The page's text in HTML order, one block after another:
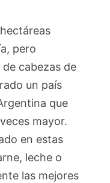
pero
cabezas de
un país
que
mayor.
en estas
leche o
las mejores